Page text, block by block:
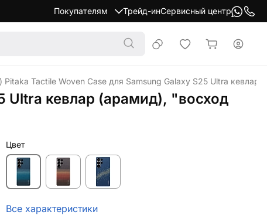
Покупателям Трейд-инСервисный центр
Pitaka Tactile Woven Case для Samsung Galaxy S25 Ultra
Ultra кевлар (арамид), "восход
Цвет
Все характеристики